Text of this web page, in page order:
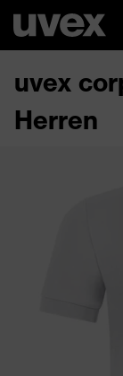
uvex
Herren